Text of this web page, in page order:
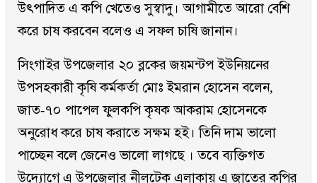
উৎপাদিত এ কপি খেতেও সুস্বাদু। আগামীতে আরো বেশি
করে চাষ করবেন বলেও এ সফল চাষি জানান।
সিংগাইর উপজেলার ২০ ব্লকের জয়মন্টপ ইউনিয়নের
উপসহকারী কৃষি কর্মকর্তা মোঃ ইমরান হোসেন বলেন,
জাত-৭০ পাপেল ফুলকপি কৃষক আকরাম হোসেনকে
অনুরোধ করে চাষ করাতে সক্ষম হই। তিনি দাম ভালো
পাচ্ছেন বলে জেনেও ভালো লাগছে । তবে ব্যক্তিগত
উদ্যোগে এ উপজেলার নীলটেক এলাকায় এ জাতের কপির